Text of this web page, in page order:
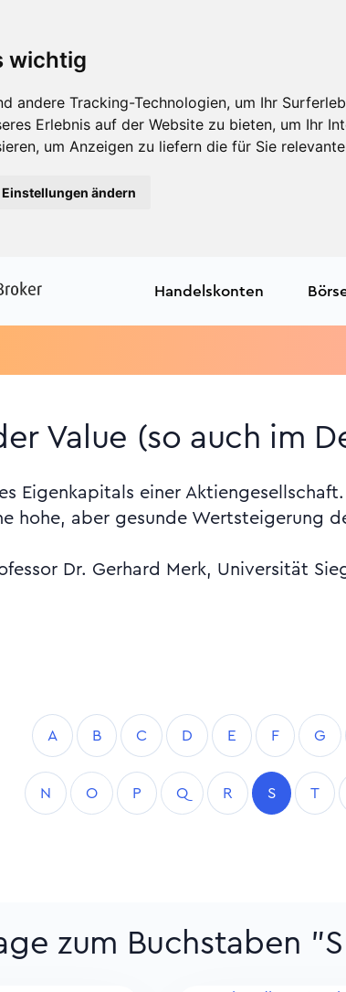
wichtig
andere Tracking-Technologien, um Ihr
Erlebnis auf der Website zu bieten, um Ihr
, um Anzeigen zu liefern die für Sie
Einstellungen ändern
Handelskonten
Value (so auch im
Eigenkapitals einer
hohe, aber gesunde Wertsteigerung
Dr. Gerhard Merk, Universität
A B C D E F G
N O P Q R S T
zum Buchstaben